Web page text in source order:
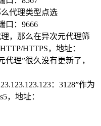
代理类型点选
口：9666
，那么在异次元代理筛
HTTPS，地址：
代理”很久没有更新了，
：3128”作为
，地址：